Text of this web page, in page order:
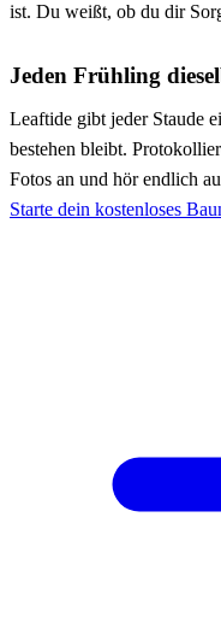
ist. Du weißt, ob du dir
Jeden Frühling
Leaftide gibt jeder Staude
bestehen bleibt.
Fotos an und hör endlich
Starte dein kostenloses